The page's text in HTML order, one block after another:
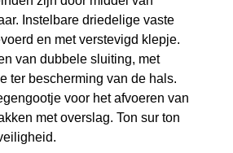
Instelbare driedelige vaste
en met verstevigd klepje.
van dubbele sluiting, met
ter bescherming van de hals.
voor het afvoeren van
met overslag. Ton sur ton